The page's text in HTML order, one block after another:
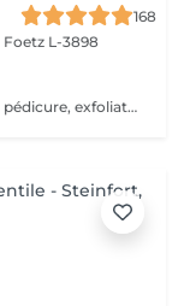
168
Foetz L-3898
Offre exclusive cet hiver! Un soin complet, pédicure, exfoliation et masque nourrissant et bain à remous pour une douceur absolue. Un moment cocooning, réconfortant, idéal pour l'hiver. La version avec pause de semi permanent pour des pieds soignés est éclatant tout l'hiver